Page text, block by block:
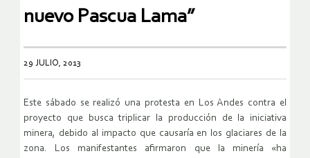
nuevo Pascua Lama”
29 JULIO, 2013
Este sábado se realizó una protesta en Los Andes contra el
proyecto que busca triplicar la producción de la iniciativa
minera, debido al impacto que causaría en los glaciares de la
zona. Los manifestantes afirmaron que la minería «ha